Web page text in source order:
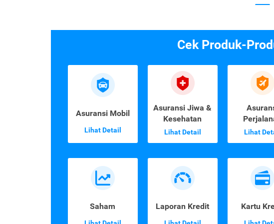
Cek Produk-
Asuransi Mobil
Lihat Detail
Asuransi Jiwa &
Kesehatan
Lihat Detail Lihat
Saham Laporan Kredit Kartu